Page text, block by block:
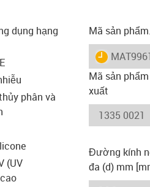
dụng hạng
phân và
(UV
Mã sản phẩm.
igus-icon-
Mã sản
xuất
Đường kính
đa (d) mm